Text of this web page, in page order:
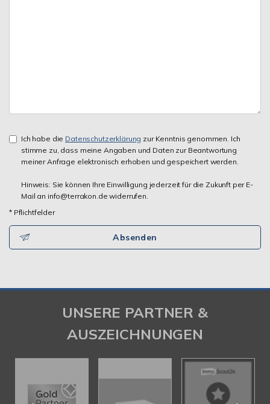
Ich habe die Datenschutzerklärung zur Kenntnis genommen. Ich
stimme zu, dass meine Angaben und Daten zur Beantwortung
meiner Anfrage elektronisch erhoben und gespeichert werden.
Hinweis: Sie können Ihre Einwilligung jederzeit für die Zukunft per E-
Mail an info@terrakon.de widerrufen.
* Pflichtfelder
Absenden
UNSERE PARTNER &
AUSZEICHNUNGEN